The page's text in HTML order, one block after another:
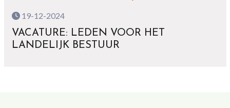
19-12-2024
VACATURE: LEDEN VOOR HET
LANDELIJK BESTUUR